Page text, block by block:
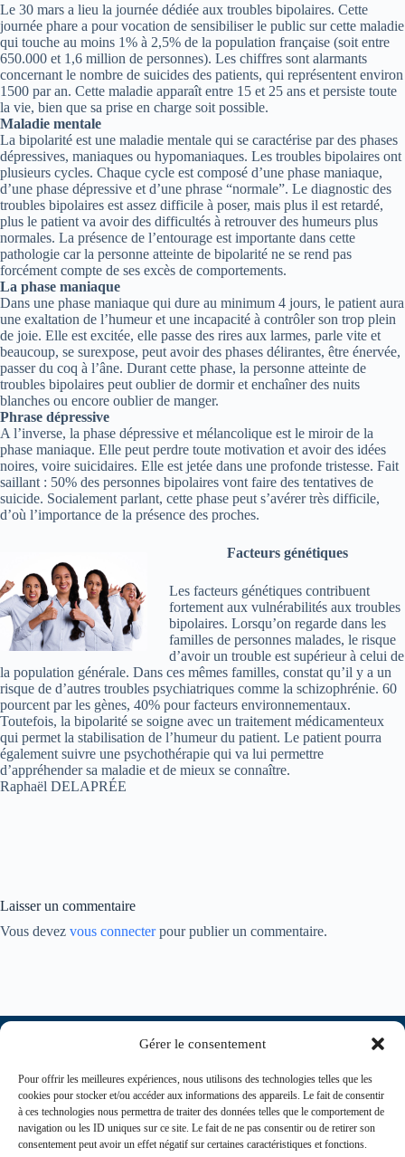
Gérer le consentement
Pour offrir les meilleures expériences, nous utilisons des technologies telles que les
cookies pour stocker et/ou accéder aux informations des appareils. Le fait de consentir
à ces technologies nous permettra de traiter des données telles que le comportement de
navigation ou les ID uniques sur ce site. Le fait de ne pas consentir ou de retirer son
consentement peut avoir un effet négatif sur certaines caractéristiques et fonctions.
Le 30 mars a lieu la journée dédiée aux troubles bipolaires. Cette
journée phare a pour vocation de sensibiliser le public sur cette maladie
qui touche au moins 1% à 2,5% de la population française (soit entre
650.000 et 1,6 million de personnes). Les chiffres sont alarmants
concernant le nombre de suicides des patients, qui représentent environ
1500 par an. Cette maladie apparaît entre 15 et 25 ans et persiste toute
la vie, bien que sa prise en charge soit possible.
Maladie mentale
La bipolarité est une maladie mentale qui se caractérise par des phases
dépressives, maniaques ou hypomaniaques. Les troubles bipolaires ont
plusieurs cycles. Chaque cycle est composé d’une phase maniaque,
d’une phase dépressive et d’une phrase “normale”. Le diagnostic des
troubles bipolaires est assez difficile à poser, mais plus il est retardé,
plus le patient va avoir des difficultés à retrouver des humeurs plus
normales. La présence de l’entourage est importante dans cette
pathologie car la personne atteinte de bipolarité ne se rend pas
forcément compte de ses excès de comportements.
La phase maniaque
Dans une phase maniaque qui dure au minimum 4 jours, le patient aura
une exaltation de l’humeur et une incapacité à contrôler son trop plein
de joie. Elle est excitée, elle passe des rires aux larmes, parle vite et
beaucoup, se surexpose, peut avoir des phases délirantes, être énervée,
passer du coq à l’âne. Durant cette phase, la personne atteinte de
troubles bipolaires peut oublier de dormir et enchaîner des nuits
blanches ou encore oublier de manger.
Phrase dépressive
A l’inverse, la phase dépressive et mélancolique est le miroir de la
phase maniaque. Elle peut perdre toute motivation et avoir des idées
noires, voire suicidaires. Elle est jetée dans une profonde tristesse. Fait
saillant : 50% des personnes bipolaires vont faire des tentatives de
suicide. Socialement parlant, cette phase peut s’avérer très difficile,
d’où l’importance de la présence des proches.
Facteurs génétiques
Les facteurs génétiques contribuent
fortement aux vulnérabilités aux troubles
bipolaires. Lorsqu’on regarde dans les
familles de personnes malades, le risque
d’avoir un trouble est supérieur à celui de
la population générale. Dans ces mêmes familles, constat qu’il y a un
risque de d’autres troubles psychiatriques comme la schizophrénie. 60
pourcent par les gènes, 40% pour facteurs environnementaux.
Toutefois, la bipolarité se soigne avec un traitement médicamenteux
qui permet la stabilisation de l’humeur du patient. Le patient pourra
également suivre une psychothérapie qui va lui permettre
d’appréhender sa maladie et de mieux se connaître.
Raphaël DELAPRÉE
Laisser un commentaire
Vous devez vous connecterpour publier un commentaire.